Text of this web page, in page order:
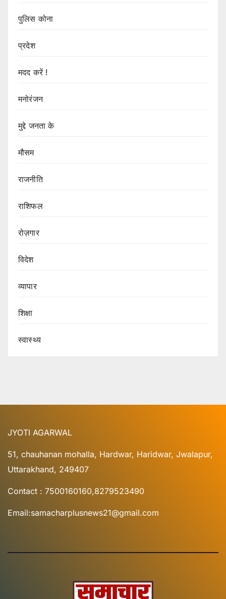
पुलिस कोना
प्रदेश
मदद करें !
मनोरंजन
मुद्दे जनता के
मौसम
राजनीति
राशिफल
रोज़गार
विदेश
व्यापार
शिक्षा
स्वास्थ्य
JYOTI AGARWAL
51, chauhanan mohalla, Hardwar, Haridwar, Jwalapur,
Uttarakhand, 249407
Contact : 7500160160,8279523490
Email:samacharplusnews21@gmail.com